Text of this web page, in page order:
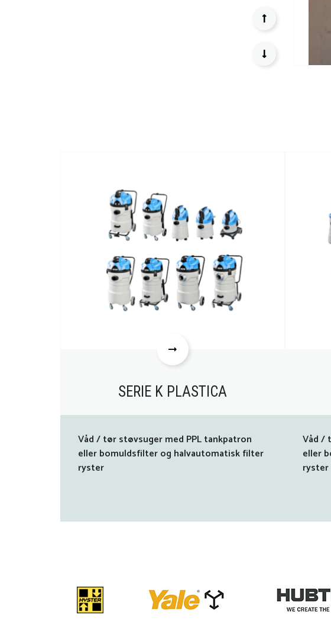
SERIE K PLASTICA
Våd / tør støvsuger med PPL tankpatron
eller bomuldsfilter og halvautomatisk filter
ryster
Våd /
eller
ryster